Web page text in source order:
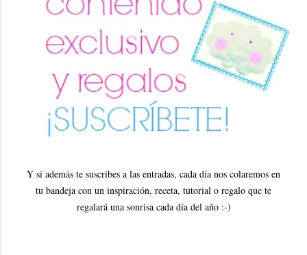
Y si además te suscribes a las entradas, cada día nos colaremos en
tu bandeja con un inspiración, receta, tutorial o regalo que te
regalará una sonrisa cada día del año :-)